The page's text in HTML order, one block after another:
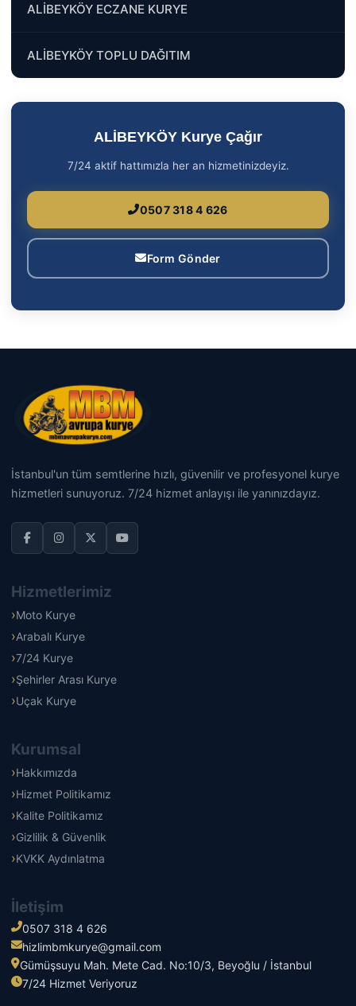
ALİBEYKÖY ECZANE KURYE
ALİBEYKÖY TOPLU DAĞITIM
ALİBEYKÖY Kurye Çağır
7/24 aktif hattımızla her an hizmetinizdeyiz.
0507 318 4 626
Form Gönder
İstanbul'un tüm semtlerine hızlı, güvenilir ve profesyonel kurye
hizmetleri sunuyoruz. 7/24 hizmet anlayışı ile yanınızdayız.
Hizmetlerimiz
Moto Kurye
Arabalı Kurye
7/24 Kurye
Şehirler Arası Kurye
Uçak Kurye
Kurumsal
Hakkımızda
Hizmet Politikamız
Kalite Politikamız
Gizlilik & Güvenlik
KVKK Aydınlatma
İletişim
0507 318 4 626
hizlimbmkurye@gmail.com
Gümüşsuyu Mah. Mete Cad. No:10/3, Beyoğlu / İstanbul
7/24 Hizmet Veriyoruz